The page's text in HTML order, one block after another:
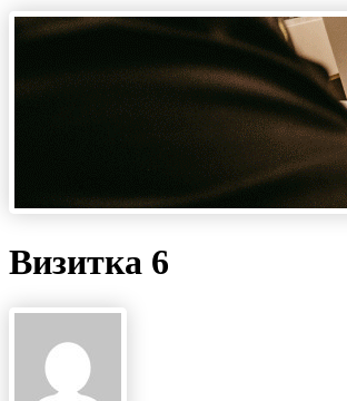
Визитка 6